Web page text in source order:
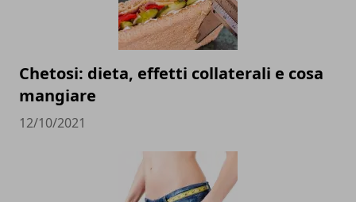
Chetosi: dieta, effetti collaterali e cosa
mangiare
12/10/2021